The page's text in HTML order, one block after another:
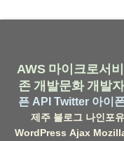
AWS 마이크로서
존 개발문화 개발
픈 API Twitter 아이
제주 블로그 나인포유
WordPress Ajax